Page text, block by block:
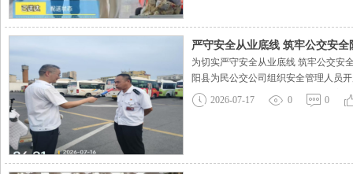
严守安全从业底线 筑牢公交安
为切实严守安全从业底线 筑牢公交安
阳县为民公交公司组织安全管理人员
录。检查同时，管理人员现场开展安
不喝酒、喝酒不开车，杜绝心存侥幸。
2026-07-17 0 0